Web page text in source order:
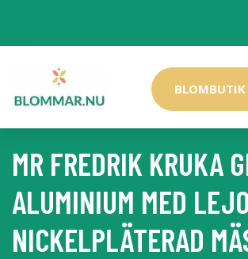
BLOMBUTIK
MR FREDRIK KRUKA
ALUMINIUM MED
NICKELPLÄTERAD